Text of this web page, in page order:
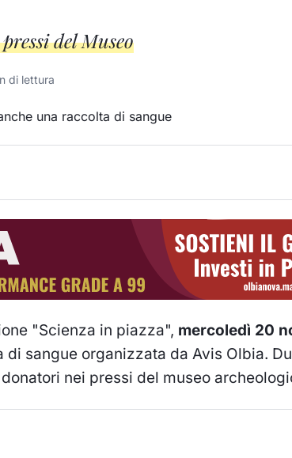
del Museo
di lettura
"Scienza in piazza", mercoledì 20
sangue organizzata da Avis Olbia.
nei pressi del museo